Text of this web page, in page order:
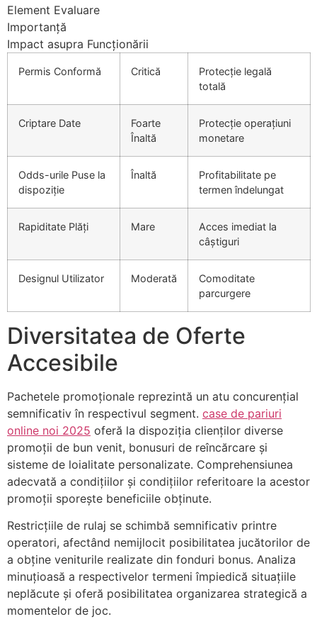
Element Evaluare
Importanță
Impact asupra Funcționării
Permis Conformă Critică
Protecție legală
totală
Criptare Date
Foarte
Înaltă
Protecție operațiuni
monetare
Odds-urile Puse la
dispoziție
Înaltă
Profitabilitate pe
termen îndelungat
Rapiditate Plăți Mare
Acces imediat la
câștiguri
Designul Utilizator Moderată
Comoditate
parcurgere
Diversitatea de Oferte
Accesibile
Pachetele promoționale reprezintă un atu concurențial
semnificativ în respectivul segment. case de pariuri
online noi 2025 oferă la dispoziția clienților diverse
promoții de bun venit, bonusuri de reîncărcare și
sisteme de loialitate personalizate. Comprehensiunea
adecvată a condițiilor și condițiilor referitoare la acestor
promoții sporește beneficiile obținute.
Restricțiile de rulaj se schimbă semnificativ printre
operatori, afectând nemijlocit posibilitatea jucătorilor de
a obține veniturile realizate din fonduri bonus. Analiza
minuțioasă a respectivelor termeni împiedică situațiile
neplăcute și oferă posibilitatea organizarea strategică a
momentelor de joc.